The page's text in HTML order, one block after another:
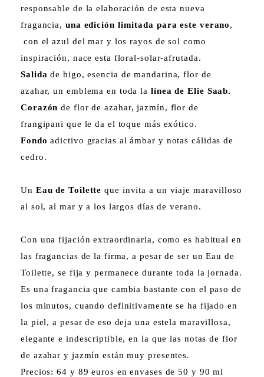
responsable de la elaboración de esta nueva
fragancia, una edición limitada para este verano,
con el azul del mar y los rayos de sol como
inspiración, nace esta floral-solar-afrutada.
Salida de higo, esencia de mandarina, flor de
azahar, un emblema en toda la línea de Elie Saab.
Corazónde flor de azahar, jazmín, flor de
frangipani que le da el toque más exótico.
Fondoadictivo gracias al ámbar y notas cálidas de
cedro.
Un Eau de Toilette que invita a un viaje maravilloso
al sol, al mar y a los largos días de verano.
Con una fijación extraordinaria, como es habitual en
las fragancias de la firma, a pesar de ser un Eau de
Toilette, se fija y permanece durante toda la jornada.
Es una fragancia que cambia bastante con el paso de
los minutos, cuando definitivamente se ha fijado en
la piel, a pesar de eso deja una estela maravillosa,
elegante e indescriptible, en la que las notas de flor
de azahar y jazmín están muy presentes.
Precios: 64 y 89 euros en envases de 50 y 90 ml